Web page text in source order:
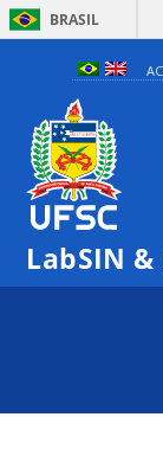
BRASIL
LabSIN &